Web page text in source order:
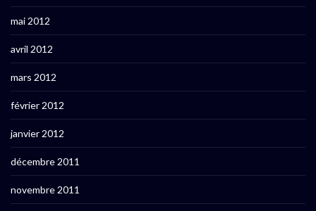
mai 2012
avril 2012
mars 2012
février 2012
janvier 2012
décembre 2011
novembre 2011